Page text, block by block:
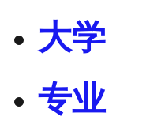
大学
专业